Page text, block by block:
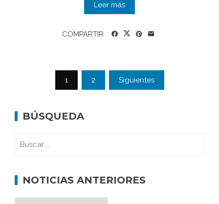
Leer más
COMPARTIR
1 2 Siguientes
BÚSQUEDA
NOTICIAS ANTERIORES